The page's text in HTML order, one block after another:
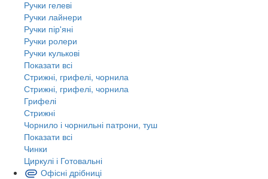
Ручки гелеві
Ручки лайнери
Ручки пір'яні
Ручки ролери
Ручки кулькові
Показати всі
Стрижні, грифелі, чорнила
Стрижні, грифелі, чорнила
Грифелі
Стрижні
Чорнило і чорнильні патрони, туш
Показати всі
Чинки
Циркулі і Готовальні
Офісні дрібниці